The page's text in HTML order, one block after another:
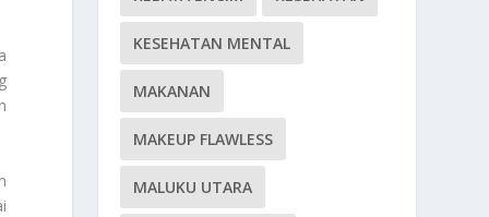
KESEHATAN MENTAL
MAKANAN
MAKEUP FLAWLESS
MALUKU UTARA